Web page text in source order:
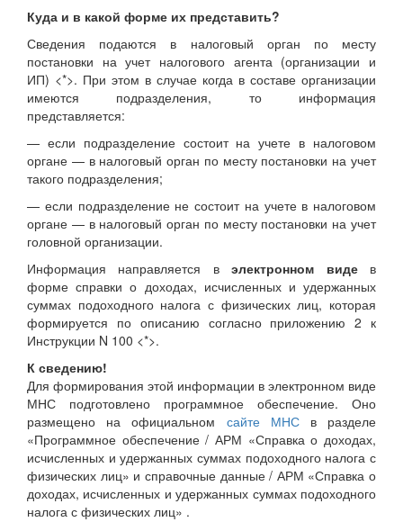
Куда и в какой форме их представить?
Сведения подаются в налоговый орган по месту
постановки на учет налогового агента (организации и
ИП) <*>. При этом в случае когда в составе организации
имеются подразделения, то информация
представляется:
— если подразделение состоит на учете в налоговом
органе — в налоговый орган по месту постановки на учет
такого подразделения;
— если подразделение не состоит на учете в налоговом
органе — в налоговый орган по месту постановки на учет
головной организации.
Информация направляется в
электронном виде
в
форме справки о доходах, исчисленных и удержанных
суммах подоходного налога с физических лиц, которая
формируется по описанию согласно приложению 2 к
Инструкции N 100 <*>.
К сведению!
Для формирования этой информации в электронном виде
МНС подготовлено программное обеспечение. Оно
размещено на официальном
сайте МНС
в разделе
«Программное обеспечение / АРМ «Справка о доходах,
исчисленных и удержанных суммах подоходного налога с
физических лиц» и справочные данные / АРМ «Справка о
доходах, исчисленных и удержанных суммах подоходного
налога с физических лиц» .